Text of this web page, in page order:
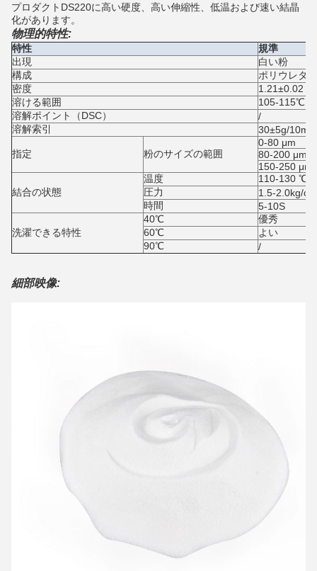
プロダクトDS220に高い硬度、高い伸縮性、低温および速い結晶
化があります。
物理的特性:
特性
規準
出現
白い粉
構成
ポリウレタン
密度
1.21±0.02 g/
溶ける範囲
105-115℃
溶解ポイント（DSC）
/
溶解索引
30±5g/10min
指定 粉のサイズの範囲
0-80 μm
80-200 μm
150-250 μm
結合の状態
温度
110-130 ℃
圧力
1.5-2.0kg/
時間
5-10S
洗濯できる特性
40℃
優秀
60℃
よい
90℃
/
細部映像: